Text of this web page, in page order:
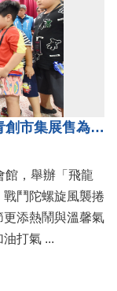
3對3戰鬥陀螺團體賽決戰銅鑼灣 青創市集展售為父親節增添繽紛
，舉辦「飛龍
鬥陀螺旋風襲捲
添熱鬧與溫馨氣
氛。縣長鍾東錦偕來賓到場為大小選手加油打氣 ...